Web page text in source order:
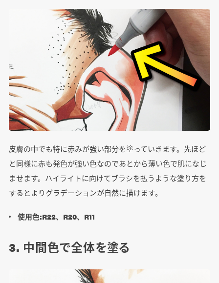
皮膚の中でも特に赤みが強い部分を塗っていきます。先ほど
と同様に赤も発色が強い色なのであとから薄い色で肌になじ
ませます。ハイライトに向けてブラシを払うような塗り方を
するとよりグラデーションが自然に描けます。
使用色:R22、R20、R11
3. 中間色で全体を塗る